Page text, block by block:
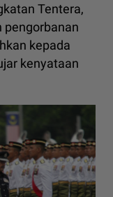
Tentera,
pengorbanan
kepada
kenyataan